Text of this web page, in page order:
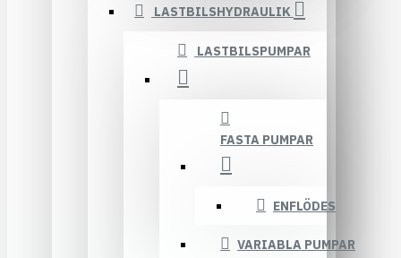
LASTBILSHYDRAULIK
LASTBILSPUMPAR
FASTA PUMPAR
ENFLÖDES
VARIABLA PUMPAR